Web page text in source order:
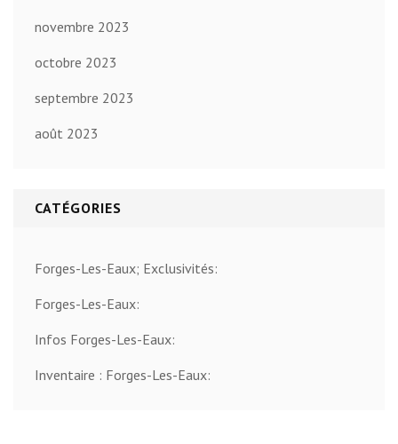
novembre 2023
octobre 2023
septembre 2023
août 2023
CATÉGORIES
Forges-Les-Eaux; Exclusivités:
Forges-Les-Eaux:
Infos Forges-Les-Eaux:
Inventaire : Forges-Les-Eaux: